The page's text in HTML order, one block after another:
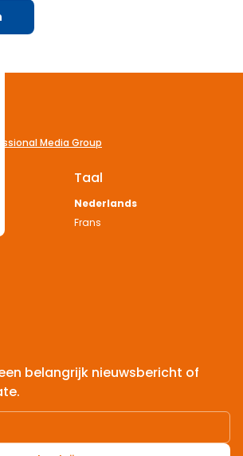
Media Group
Taal
Nederlands
Frans
belangrijk nieuwsbericht of